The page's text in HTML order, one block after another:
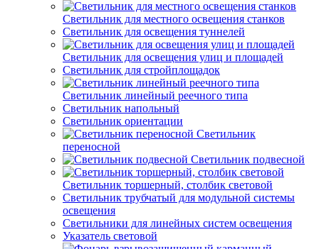
Светильник для местного освещения станков
Светильник для освещения туннелей
Светильник для освещения улиц и площадей
Светильник для стройплощадок
Светильник линейный реечного типа
Светильник напольный
Светильник ориентации
Светильник
переносной
Светильник подвесной
Светильник торшерный, столбик световой
Светильник трубчатый для модульной системы
освещения
Светильники для линейных систем освещения
Указатель световой